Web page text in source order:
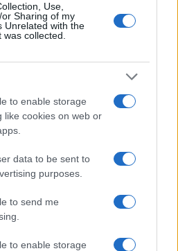
Use,
Sharing of my
Unrelated with the
collected.
to enable storage
like cookies on web or
data to be sent to
purposes.
to send me
to enable storage
le guide malin pour réduire la